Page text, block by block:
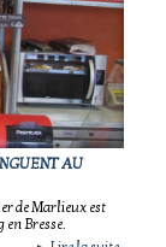
AU
de Marlieux est
Bresse.